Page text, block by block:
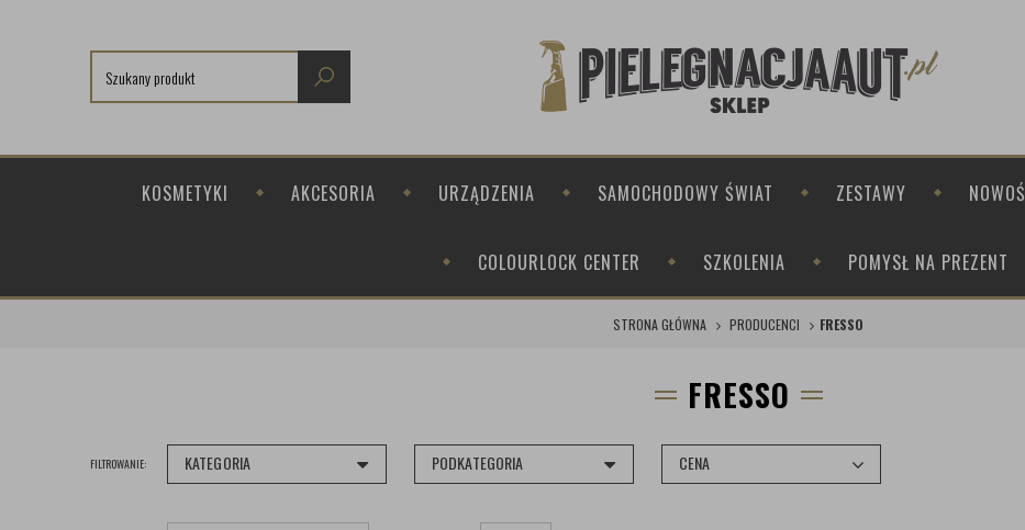
KOSMETYKI AKCESORIA URZĄDZENIA SAMOCHODOWY ŚWIAT ZESTAWY
COLOURLOCK CENTER SZKOLENIA POMYSŁ NA PREZENT
STRONA GŁÓWNA PRODUCENCI FRESSO
FRESSO
FILTROWANIE: KATEGORIA PODKATEGORIA CENA